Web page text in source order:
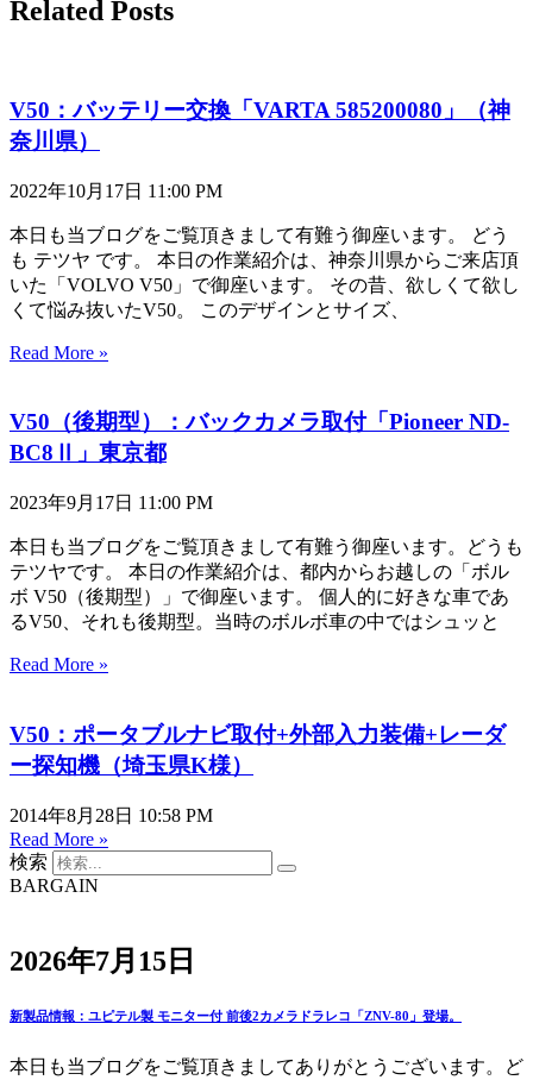
Related Posts
V50：バッテリー交換「VARTA 585200080」（神
奈川県）
2022年10月17日 11:00 PM
本日も当ブログをご覧頂きまして有難う御座います。 どう
も テツヤ です。 本日の作業紹介は、神奈川県からご来店頂
いた「VOLVO V50」で御座います。 その昔、欲しくて欲し
くて悩み抜いたV50。 このデザインとサイズ、
Read More »
V50（後期型）：バックカメラ取付「Pioneer ND-
BC8Ⅱ」東京都
2023年9月17日 11:00 PM
本日も当ブログをご覧頂きまして有難う御座います。どうも
テツヤです。 本日の作業紹介は、都内からお越しの「ボル
ボ V50（後期型）」で御座います。 個人的に好きな車であ
るV50、それも後期型。当時のボルボ車の中ではシュッと
Read More »
V50：ポータブルナビ取付+外部入力装備+レーダ
ー探知機（埼玉県K様）
2014年8月28日 10:58 PM
Read More »
検索
BARGAIN
2026年7月15日
新製品情報：ユピテル製 モニター付 前後2カメラドラレコ「ZNV-80」登場。
本日も当ブログをご覧頂きましてありがとうございます。ど